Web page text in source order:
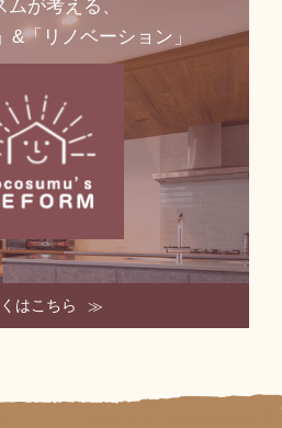
ムが考える、
&「リノベーション」
はこちら